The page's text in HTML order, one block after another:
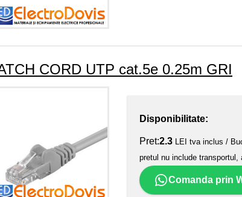
CORD UTP cat.5e 0.25m GRI
Disponibilitate:
Pret:2.3 LEI tva inclus /
pretul nu include
Comanda prin